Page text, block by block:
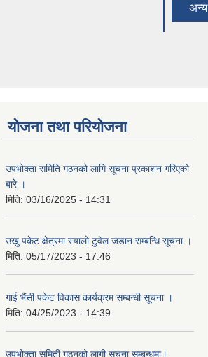
अन्य
योजना तथा परियोजना
उपभोक्ता समिति गठनको लागि सूचना प्रकाशन गरिएको
बारे ।
मिति: 03/16/2025 - 14:31
उखु पकेट क्षेत्रमा स्यालो टुवेल जडान सम्बन्धि सूचना ।
मिति: 05/17/2023 - 17:46
गाई भैंसी पकेट विकास कार्यक्रम सम्बन्धी सूचना ।
मिति: 04/25/2023 - 14:39
उपभोक्ता समिती गठनको लागी सूचना सम्बन्धमा।